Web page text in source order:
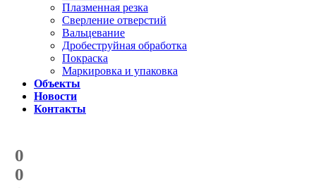
Плазменная резка
Сверление отверстий
Вальцевание
Дробеструйная обработка
Покраска
Маркировка и упаковка
Объекты
Новости
Контакты
0
0